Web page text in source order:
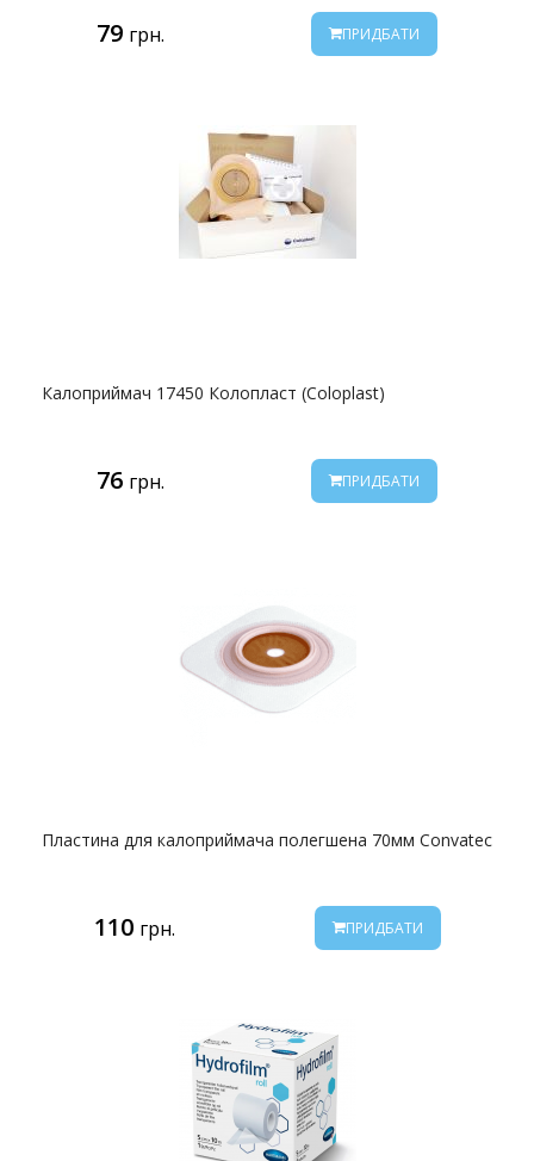
79 грн. ПРИДБАТИ
Калоприймач 17450 Колопласт (Coloplast)
76 грн. ПРИДБАТИ
Пластина для калоприймача полегшена 70мм Convatec
110 грн. ПРИДБАТИ